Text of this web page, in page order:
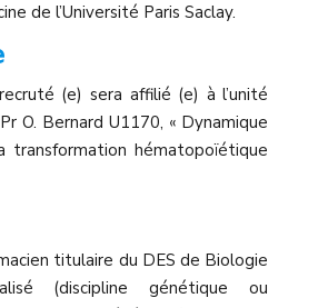
de l’Université Paris Saclay.
(e) sera affilié (e) à l’unité
O. Bernard U1170, « Dynamique
transformation hématopoïétique
titulaire du DES de Biologie
(discipline génétique ou